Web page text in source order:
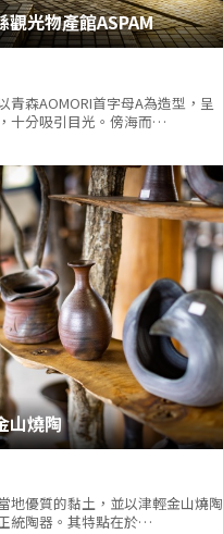
觀光物產館ASPAM
青森AOMORI首字母A為造型，呈
十分吸引目光。傍海而…
山燒陶
地優質的黏土，並以津輕金山燒陶
統陶器。其特點在於…